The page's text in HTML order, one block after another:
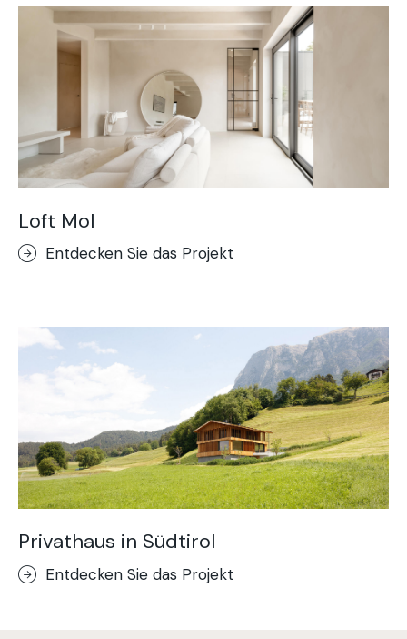
Loft Mol
Entdecken Sie das Projekt
Privathaus in Südtirol
Entdecken Sie das Projekt